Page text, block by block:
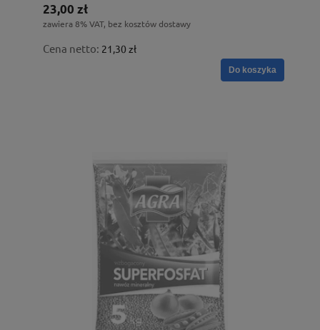
23,00 zł
zawiera 8% VAT, bez kosztów dostawy
Cena netto: 21,30 zł
Do koszyka